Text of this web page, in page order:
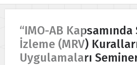
“IMO-AB Kapsamında
İzleme (MRV)
Uygulamaları